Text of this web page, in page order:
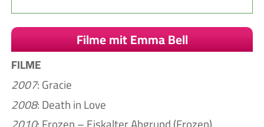
Filme mit Emma Bell
FILME
2007: Gracie
2008: Death in Love